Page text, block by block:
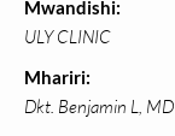
Mwandishi:
ULY CLINIC
Mhariri:
Dkt. Benjamin L, MD